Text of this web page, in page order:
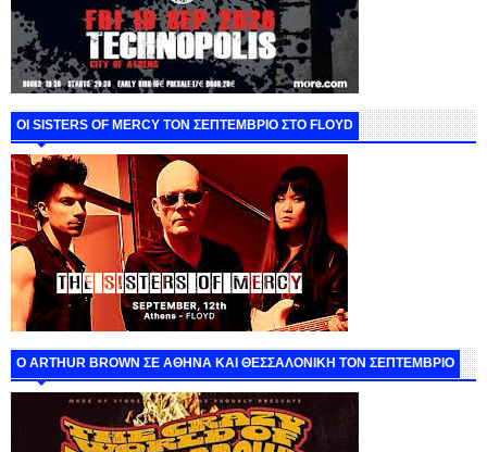
ΟΙ SISTERS OF MERCY ΤΟΝ ΣΕΠΤΕΜΒΡΙΟ ΣΤΟ FLOYD
O ARTHUR BROWN ΣΕ ΑΘΗΝΑ ΚΑΙ ΘΕΣΣΑΛΟΝΙΚΗ ΤΟΝ ΣΕΠΤΕΜΒΡΙΟ